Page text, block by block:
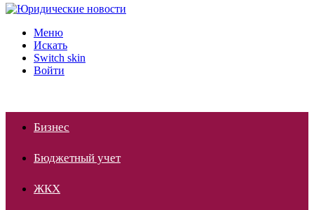
Меню
Искать
Switch skin
Войти
Бизнес
Бюджетный учет
ЖКХ